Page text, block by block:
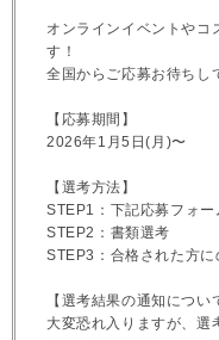
オンラインイベントやコ
す！
全国からご応募お待ちし
【応募期間】
2026年1月5日(月)〜
【選考方法】
STEP1：下記応募フォー
STEP2：書類選考
STEP3：合格された方に
【選考結果の通知につい
大変恐れ入りますが、選